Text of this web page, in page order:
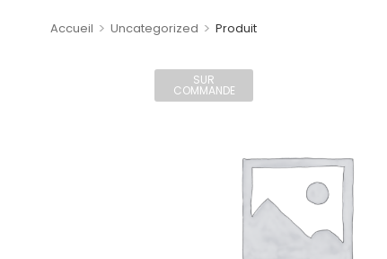
Accueil > Uncategorized > Produit
SUR
COMMANDE